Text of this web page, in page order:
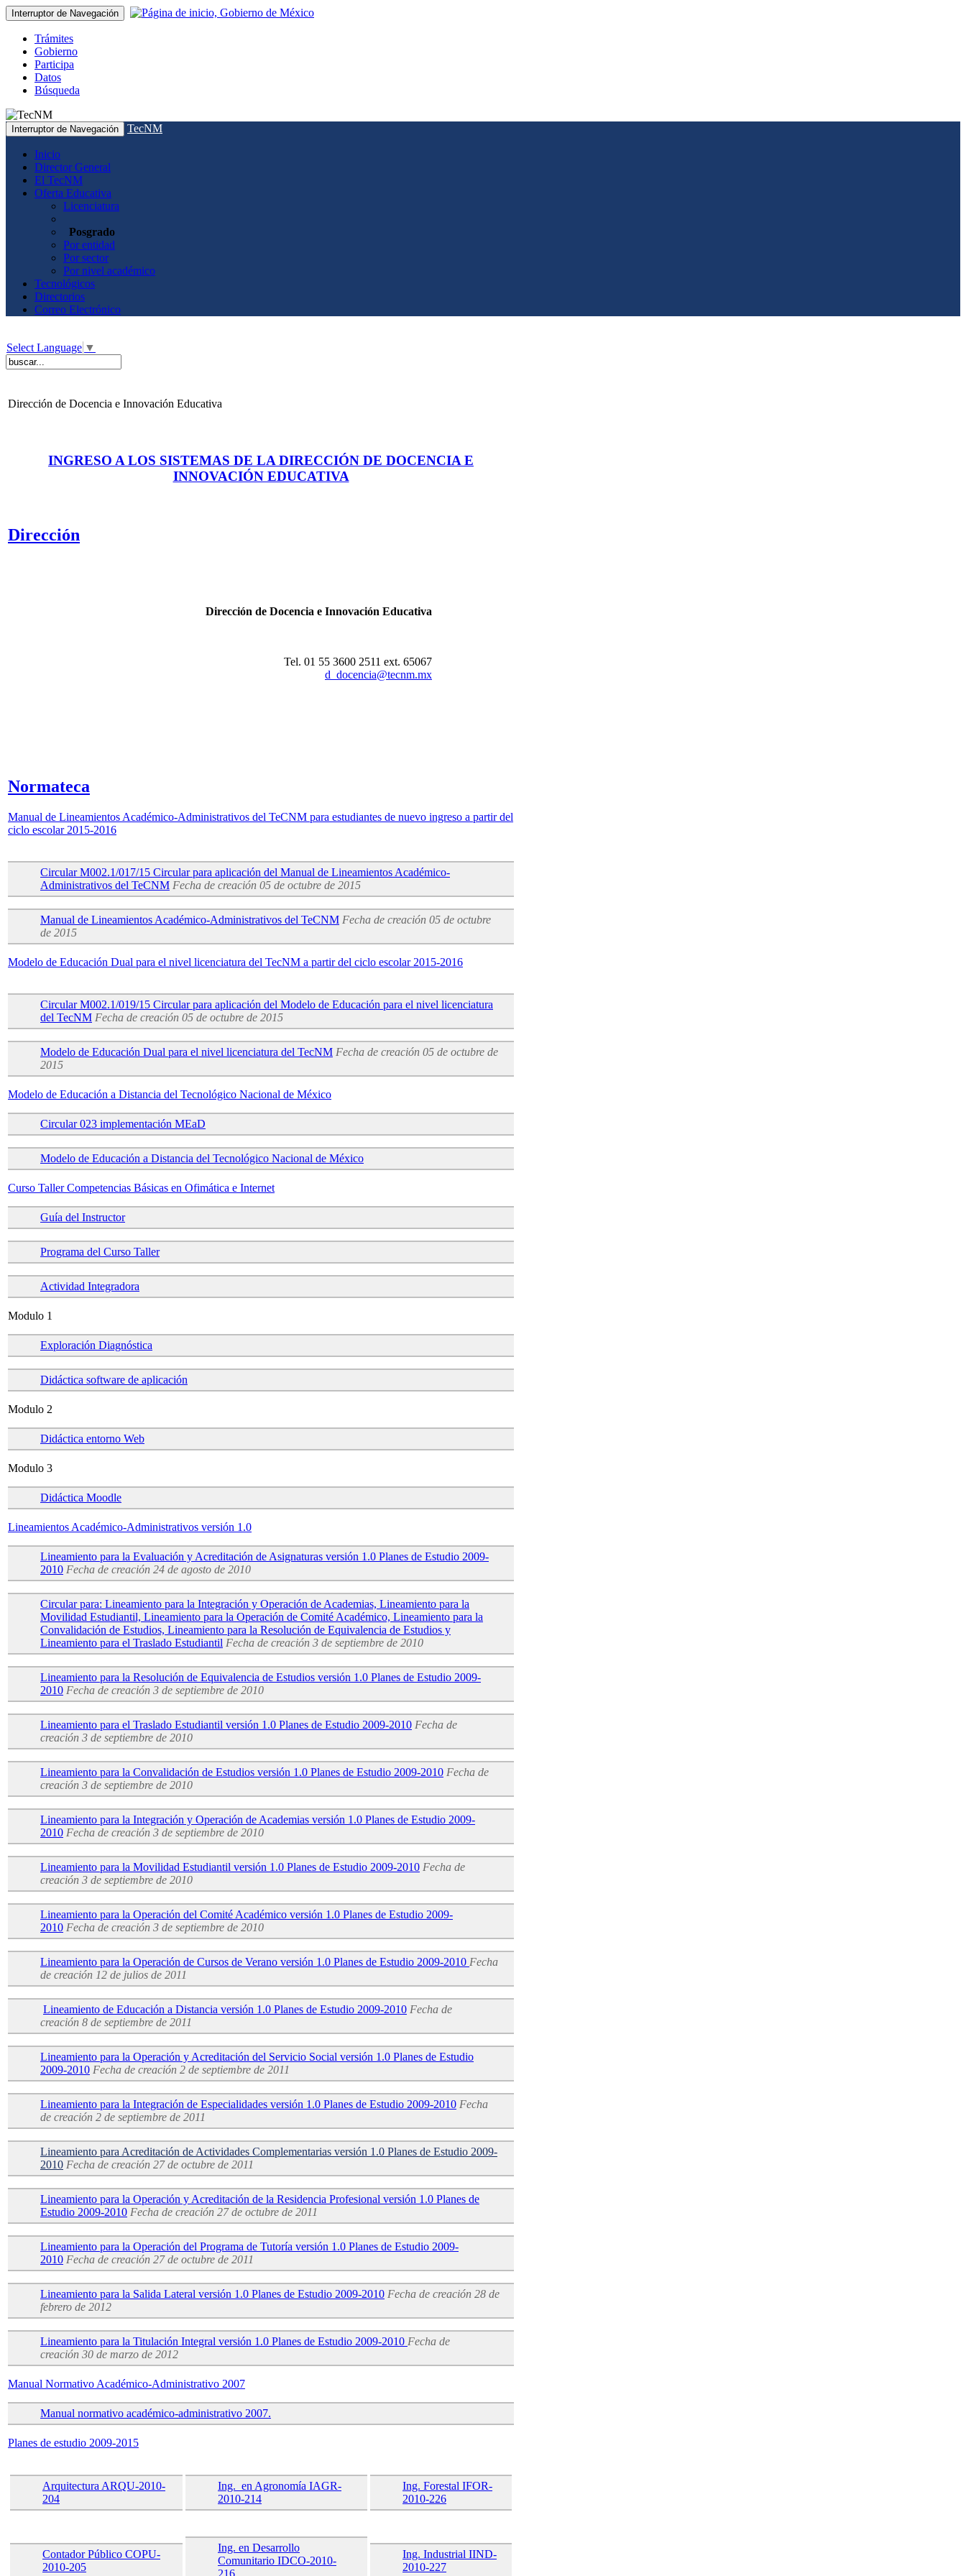
Interruptor de Navegación
Trámites
Gobierno
Participa
Datos
Búsqueda
Interruptor de Navegación TecNM
Inicio
Director General
El TecNM
Oferta Educativa
Licenciatura
Posgrado
Por entidad
Por sector
Por nivel académico
Tecnológicos
Directorios
Correo Electrónico
Select Language ▼
Dirección de Docencia e Innovación Educativa
INGRESO A LOS SISTEMAS DE LA DIRECCIÓN DE DOCENCIA E
INNOVACIÓN EDUCATIVA
Dirección
Dirección de Docencia e Innovación Educativa
Tel. 01 55 3600 2511 ext. 65067
d_docencia@tecnm.mx
Normateca
Manual de Lineamientos Académico-Administrativos del TeCNM para estudiantes de nuevo ingreso a partir del
ciclo escolar 2015-2016
Circular M002.1/017/15 Circular para aplicación del Manual de Lineamientos Académico-
Administrativos del TeCNM Fecha de creación 05 de octubre de 2015
Manual de Lineamientos Académico-Administrativos del TeCNM Fecha de creación 05 de octubre
de 2015
Modelo de Educación Dual para el nivel licenciatura del TecNM a partir del ciclo escolar 2015-2016
Circular M002.1/019/15 Circular para aplicación del Modelo de Educación para el nivel licenciatura
del TecNM Fecha de creación 05 de octubre de 2015
Modelo de Educación Dual para el nivel licenciatura del TecNM Fecha de creación 05 de octubre de
2015
Modelo de Educación a Distancia del Tecnológico Nacional de México
Circular 023 implementación MEaD
Modelo de Educación a Distancia del Tecnológico Nacional de México
Curso Taller Competencias Básicas en Ofimática e Internet
Guía del Instructor
Programa del Curso Taller
Actividad Integradora
Modulo 1
Exploración Diagnóstica
Didáctica software de aplicación
Modulo 2
Didáctica entorno Web
Modulo 3
Didáctica Moodle
Lineamientos Académico-Administrativos versión 1.0
Lineamiento para la Evaluación y Acreditación de Asignaturas versión 1.0 Planes de Estudio 2009-
2010 Fecha de creación 24 de agosto de 2010
Circular para: Lineamiento para la Integración y Operación de Academias, Lineamiento para la
Movilidad Estudiantil, Lineamiento para la Operación de Comité Académico, Lineamiento para la
Convalidación de Estudios, Lineamiento para la Resolución de Equivalencia de Estudios y
Lineamiento para el Traslado Estudiantil Fecha de creación 3 de septiembre de 2010
Lineamiento para la Resolución de Equivalencia de Estudios versión 1.0 Planes de Estudio 2009-
2010 Fecha de creación 3 de septiembre de 2010
Lineamiento para el Traslado Estudiantil versión 1.0 Planes de Estudio 2009-2010 Fecha de
creación 3 de septiembre de 2010
Lineamiento para la Convalidación de Estudios versión 1.0 Planes de Estudio 2009-2010 Fecha de
creación 3 de septiembre de 2010
Lineamiento para la Integración y Operación de Academias versión 1.0 Planes de Estudio 2009-
2010 Fecha de creación 3 de septiembre de 2010
Lineamiento para la Movilidad Estudiantil versión 1.0 Planes de Estudio 2009-2010 Fecha de
creación 3 de septiembre de 2010
Lineamiento para la Operación del Comité Académico versión 1.0 Planes de Estudio 2009-
2010 Fecha de creación 3 de septiembre de 2010
Lineamiento para la Operación de Cursos de Verano versión 1.0 Planes de Estudio 2009-2010 Fecha
de creación 12 de julios de 2011
Lineamiento de Educación a Distancia versión 1.0 Planes de Estudio 2009-2010 Fecha de
creación 8 de septiembre de 2011
Lineamiento para la Operación y Acreditación del Servicio Social versión 1.0 Planes de Estudio
2009-2010 Fecha de creación 2 de septiembre de 2011
Lineamiento para la Integración de Especialidades versión 1.0 Planes de Estudio 2009-2010 Fecha
de creación 2 de septiembre de 2011
Lineamiento para Acreditación de Actividades Complementarias versión 1.0 Planes de Estudio 2009-
2010 Fecha de creación 27 de octubre de 2011
Lineamiento para la Operación y Acreditación de la Residencia Profesional versión 1.0 Planes de
Estudio 2009-2010 Fecha de creación 27 de octubre de 2011
Lineamiento para la Operación del Programa de Tutoría versión 1.0 Planes de Estudio 2009-
2010 Fecha de creación 27 de octubre de 2011
Lineamiento para la Salida Lateral versión 1.0 Planes de Estudio 2009-2010 Fecha de creación 28 de
febrero de 2012
Lineamiento para la Titulación Integral versión 1.0 Planes de Estudio 2009-2010 Fecha de
creación 30 de marzo de 2012
Manual Normativo Académico-Administrativo 2007
Manual normativo académico-administrativo 2007.
Planes de estudio 2009-2015
Arquitectura ARQU-2010-
204
Ing. en Agronomía IAGR-
2010-214
Ing. Forestal IFOR-
2010-226
Contador Público COPU-
2010-205
Ing. en Desarrollo
Comunitario IDCO-2010-
Ing. Industrial IIND-
2010-227